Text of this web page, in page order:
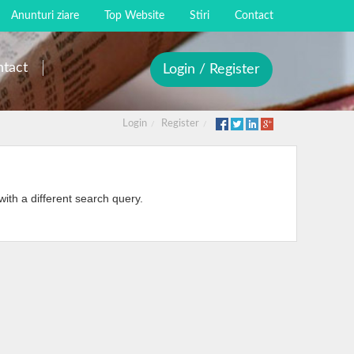
Anunturi ziare Top Website Stiri Contact
Login / Register
Login Register
a different search query.